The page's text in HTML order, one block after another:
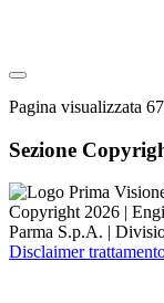
Pagina visualizzata
Sezione
Copyright 2026 |
Parma S.p.A. |
Disclaimer